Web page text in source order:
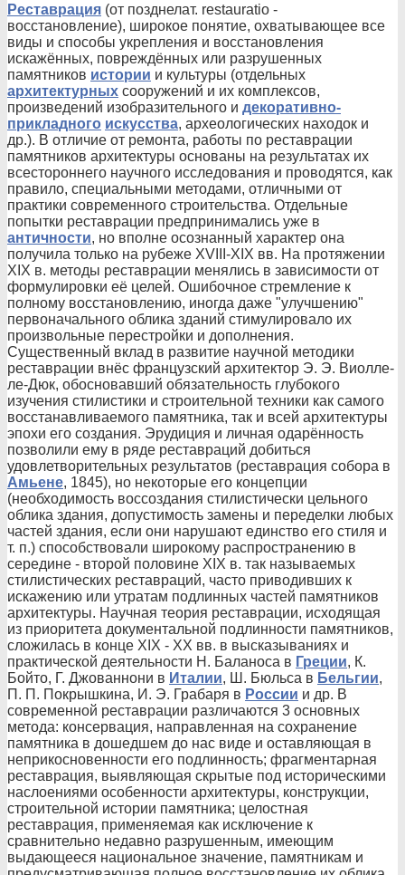
Реставрация (от позднелат. restauratio -
восстановление), широкое понятие, охватывающее все
виды и способы укрепления и восстановления
искажённых, повреждённых или разрушенных
памятников истории и культуры (отдельных
архитектурных сооружений и их комплексов,
произведений изобразительного и декоративно-
прикладного искусства, археологических находок и
др.). В отличие от ремонта, работы по реставрации
памятников архитектуры основаны на результатах их
всестороннего научного исследования и проводятся, как
правило, специальными методами, отличными от
практики современного строительства. Отдельные
попытки реставрации предпринимались уже в
античности, но вполне осознанный характер она
получила только на рубеже XVIII-XIX вв. На протяжении
XIX в. методы реставрации менялись в зависимости от
формулировки её целей. Ошибочное стремление к
полному восстановлению, иногда даже "улучшению"
первоначального облика зданий стимулировало их
произвольные перестройки и дополнения.
Существенный вклад в развитие научной методики
реставрации внёс французский архитектор Э. Э. Виолле-
ле-Дюк, обосновавший обязательность глубокого
изучения стилистики и строительной техники как самого
восстанавливаемого памятника, так и всей архитектуры
эпохи его создания. Эрудиция и личная одарённость
позволили ему в ряде реставраций добиться
удовлетворительных результатов (реставрация собора в
Амьене, 1845), но некоторые его концепции
(необходимость воссоздания стилистически цельного
облика здания, допустимость замены и переделки любых
частей здания, если они нарушают единство его стиля и
т. п.) способствовали широкому распространению в
середине - второй половине XIX в. так называемых
стилистических реставраций, часто приводивших к
искажению или утратам подлинных частей памятников
архитектуры. Научная теория реставрации, исходящая
из приоритета документальной подлинности памятников,
сложилась в конце XIX - XX вв. в высказываниях и
практической деятельности Н. Баланоса в Греции, К.
Бойто, Г. Джованнони в Италии, Ш. Бюльса в Бельгии,
П. П. Покрышкина, И. Э. Грабаря в России и др. В
современной реставрации различаются 3 основных
метода: консервация, направленная на сохранение
памятника в дошедшем до нас виде и оставляющая в
неприкосновенности его подлинность; фрагментарная
реставрация, выявляющая скрытые под историческими
наслоениями особенности архитектуры, конструкции,
строительной истории памятника; целостная
реставрация, применяемая как исключение к
сравнительно недавно разрушенным, имеющим
выдающееся национальное значение, памятникам и